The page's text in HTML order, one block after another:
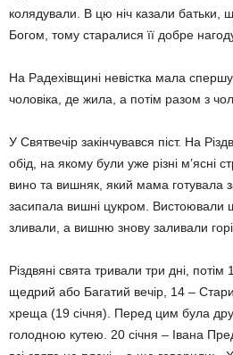
колядували. В цю ніч казали батьки,
Богом, тому старалися її добре
На Радехівщині невістка мала
чоловіка, де жила, а потім разом з
У Святвечір закінчувався піст. На
обід, на якому були уже різні м’ясні
вино та вишняк, який мама готувала
засипала вишні цук­ром. Вистоювали
зливали, а вишню знову заливали
Різдвяні свята тривали три дні, потім
щедрий або Багатий вечір, 14 –
хреща (19 січня). Перед цим була
голодною кутею. 20 січня – Івана